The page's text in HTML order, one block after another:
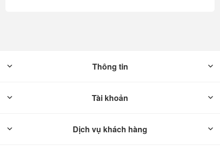
Thông tin
Tài khoản
Dịch vụ khách hàng